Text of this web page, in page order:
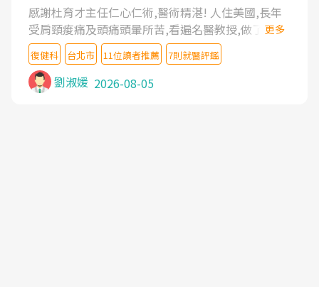
感謝杜育才主任仁心仁術,醫術精湛! 人住美國,長年
受肩頸痠痛及頭痛頭暈所苦,看遍名醫教授,做了各種
檢查,也嘗試過西醫打針,中醫針灸及物理徒手治療都
沒有用,後來連吃到嗎啡類止痛藥都效果有限,只是壓
症狀,沒多久就痛起來,多年失眠嚴重影響生活品質.
台灣親友介紹忠孝醫院杜育才主任是頸頭症候群專
更多
復健科 台北市 11位讀者推薦 7則就醫評鑑
劉淑媛 2026-08-05